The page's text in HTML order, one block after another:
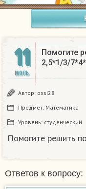
11
ИЮЛЬ
Помогите
2,5*1/3/
Автор: oxsi28
Предмет: Математика
Уровень: студенческий
Помогите решить
Ответов к вопросу: